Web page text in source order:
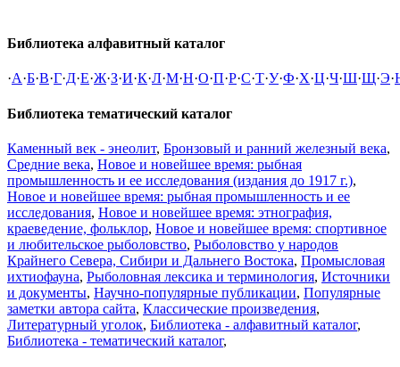
Библиотека алфавитный каталог
·А·Б·В·Г·Д·Е·Ж·З·И·К·Л·М·Н·О·П·Р·С·Т·У·Ф·Х·Ц·Ч·Ш·Щ·Э·
Библиотека тематический каталог
Каменный век - энеолит, Бронзовый и ранний железный века,
Средние века, Новое и новейшее время: рыбная
промышленность и ее исследования (издания до 1917 г.),
Новое и новейшее время: рыбная промышленность и ее
исследования, Новое и новейшее время: этнография,
краеведение, фольклор, Новое и новейшее время: спортивное
и любительское рыболовство, Рыболовство у народов
Крайнего Севера, Сибири и Дальнего Востока, Промысловая
ихтиофауна, Рыболовная лексика и терминология, Источники
и документы, Научно-популярные публикации, Популярные
заметки автора сайта, Классические произведения,
Литературный уголок, Библиотека - алфавитный каталог,
Библиотека - тематический каталог,